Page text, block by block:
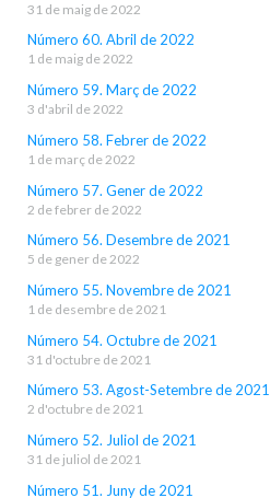
31 de maig de 2022
Número 60. Abril de 2022
1 de maig de 2022
Número 59. Març de 2022
3 d'abril de 2022
Número 58. Febrer de 2022
1 de març de 2022
Número 57. Gener de 2022
2 de febrer de 2022
Número 56. Desembre de 2021
5 de gener de 2022
Número 55. Novembre de 2021
1 de desembre de 2021
Número 54. Octubre de 2021
31 d'octubre de 2021
Número 53. Agost-Setembre de 2021
2 d'octubre de 2021
Número 52. Juliol de 2021
31 de juliol de 2021
Número 51. Juny de 2021